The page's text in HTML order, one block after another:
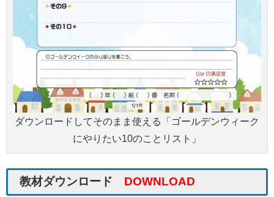
ダウンロードしてそのまま使える「ゴールデンウィーク
にやりたい10のことリスト」
教材ダウンロード DOWNLOAD